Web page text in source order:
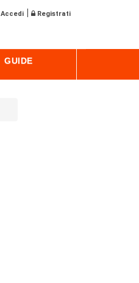
Accedi | Registrati
GUIDE